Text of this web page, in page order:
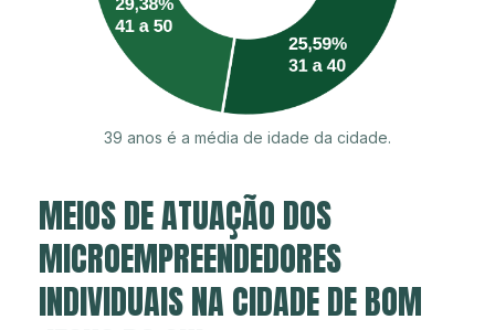
39 anos é a média de idade da cidade.
MEIOS DE ATUAÇÃO DOS
MICROEMPREENDEDORES
INDIVIDUAIS NA CIDADE DE BOM